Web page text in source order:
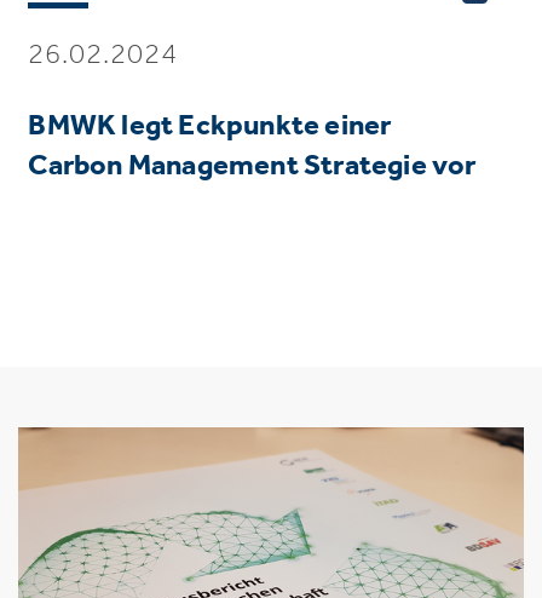
26.02.2024
BMWK legt Eckpunkte einer
Carbon Management Strategie vor